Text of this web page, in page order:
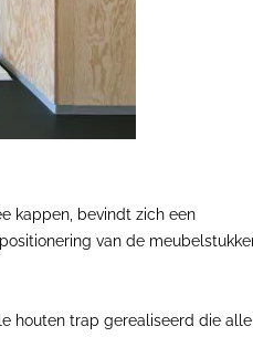
kappen, bevindt zich een
van de
houten trap gerealiseerd die